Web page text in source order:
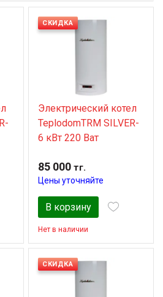
СКИДКА
Электрический котел
TeplodomTRM SILVER-
6 кВт 220 Ват
85 000тг.
Цены уточняйте
В корзину
Нет в наличии
СКИДКА